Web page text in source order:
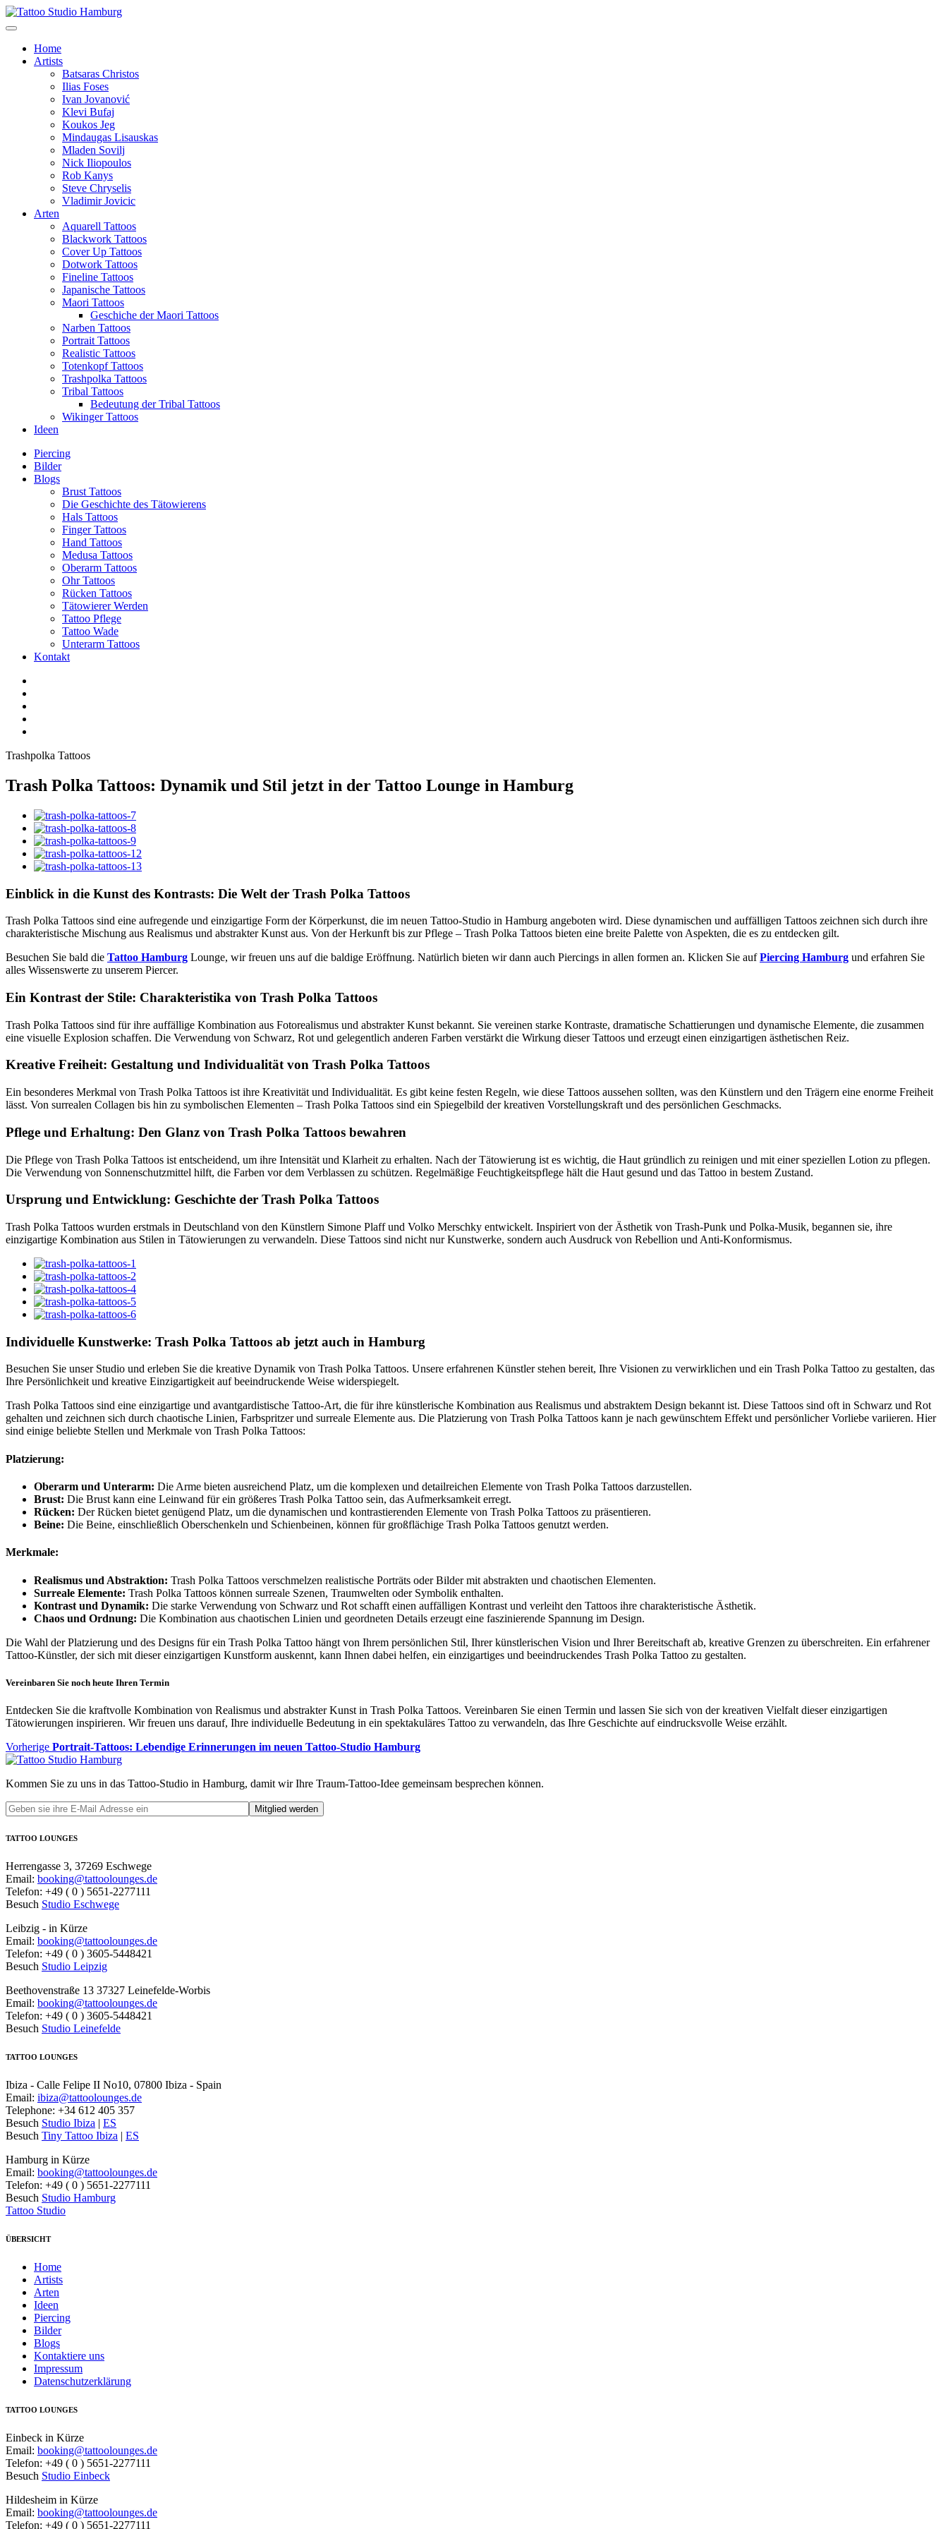
Home
Artists
Batsaras Christos
Ilias Foses
Ivan Jovanović
Klevi Bufaj
Koukos Jeg
Mindaugas Lisauskas
Mladen Sovilj
Nick Iliopoulos
Rob Kanys
Steve Chryselis
Vladimir Jovicic
Arten
Aquarell Tattoos
Blackwork Tattoos
Cover Up Tattoos
Dotwork Tattoos
Fineline Tattoos
Japanische Tattoos
Maori Tattoos
Geschiche der Maori Tattoos
Narben Tattoos
Portrait Tattoos
Realistic Tattoos
Totenkopf Tattoos
Trashpolka Tattoos
Tribal Tattoos
Bedeutung der Tribal Tattoos
Wikinger Tattoos
Ideen
Piercing
Bilder
Blogs
Brust Tattoos
Die Geschichte des Tätowierens
Hals Tattoos
Finger Tattoos
Hand Tattoos
Medusa Tattoos
Oberarm Tattoos
Ohr Tattoos
Rücken Tattoos
Tätowierer Werden
Tattoo Pflege
Tattoo Wade
Unterarm Tattoos
Kontakt
Trashpolka Tattoos
Trash Polka Tattoos: Dynamik und Stil jetzt in der Tattoo Lounge in Hamburg
Einblick in die Kunst des Kontrasts: Die Welt der Trash Polka Tattoos
Trash Polka Tattoos sind eine aufregende und einzigartige Form der Körperkunst, die im neuen Tattoo-Studio in Hamburg angeboten wird. Diese dynamischen und auffälligen Tattoos zeichnen sich durch ihre
charakteristische Mischung aus Realismus und abstrakter Kunst aus. Von der Herkunft bis zur Pflege – Trash Polka Tattoos bieten eine breite Palette von Aspekten, die es zu entdecken gilt.
Besuchen Sie bald die Tattoo Hamburg Lounge, wir freuen uns auf die baldige Eröffnung. Natürlich bieten wir dann auch Piercings in allen formen an. Klicken Sie auf Piercing Hamburg und erfahren Sie
alles Wissenswerte zu unserem Piercer.
Ein Kontrast der Stile: Charakteristika von Trash Polka Tattoos
Trash Polka Tattoos sind für ihre auffällige Kombination aus Fotorealismus und abstrakter Kunst bekannt. Sie vereinen starke Kontraste, dramatische Schattierungen und dynamische Elemente, die zusammen
eine visuelle Explosion schaffen. Die Verwendung von Schwarz, Rot und gelegentlich anderen Farben verstärkt die Wirkung dieser Tattoos und erzeugt einen einzigartigen ästhetischen Reiz.
Kreative Freiheit: Gestaltung und Individualität von Trash Polka Tattoos
Ein besonderes Merkmal von Trash Polka Tattoos ist ihre Kreativität und Individualität. Es gibt keine festen Regeln, wie diese Tattoos aussehen sollten, was den Künstlern und den Trägern eine enorme Freiheit
lässt. Von surrealen Collagen bis hin zu symbolischen Elementen – Trash Polka Tattoos sind ein Spiegelbild der kreativen Vorstellungskraft und des persönlichen Geschmacks.
Pflege und Erhaltung: Den Glanz von Trash Polka Tattoos bewahren
Die Pflege von Trash Polka Tattoos ist entscheidend, um ihre Intensität und Klarheit zu erhalten. Nach der Tätowierung ist es wichtig, die Haut gründlich zu reinigen und mit einer speziellen Lotion zu pflegen.
Die Verwendung von Sonnenschutzmittel hilft, die Farben vor dem Verblassen zu schützen. Regelmäßige Feuchtigkeitspflege hält die Haut gesund und das Tattoo in bestem Zustand.
Ursprung und Entwicklung: Geschichte der Trash Polka Tattoos
Trash Polka Tattoos wurden erstmals in Deutschland von den Künstlern Simone Plaff und Volko Merschky entwickelt. Inspiriert von der Ästhetik von Trash-Punk und Polka-Musik, begannen sie, ihre
einzigartige Kombination aus Stilen in Tätowierungen zu verwandeln. Diese Tattoos sind nicht nur Kunstwerke, sondern auch Ausdruck von Rebellion und Anti-Konformismus.
Individuelle Kunstwerke: Trash Polka Tattoos ab jetzt auch in Hamburg
Besuchen Sie unser Studio und erleben Sie die kreative Dynamik von Trash Polka Tattoos. Unsere erfahrenen Künstler stehen bereit, Ihre Visionen zu verwirklichen und ein Trash Polka Tattoo zu gestalten, das
Ihre Persönlichkeit und kreative Einzigartigkeit auf beeindruckende Weise widerspiegelt.
Trash Polka Tattoos sind eine einzigartige und avantgardistische Tattoo-Art, die für ihre künstlerische Kombination aus Realismus und abstraktem Design bekannt ist. Diese Tattoos sind oft in Schwarz und Rot
gehalten und zeichnen sich durch chaotische Linien, Farbspritzer und surreale Elemente aus. Die Platzierung von Trash Polka Tattoos kann je nach gewünschtem Effekt und persönlicher Vorliebe variieren. Hier
sind einige beliebte Stellen und Merkmale von Trash Polka Tattoos:
Platzierung:
Oberarm und Unterarm: Die Arme bieten ausreichend Platz, um die komplexen und detailreichen Elemente von Trash Polka Tattoos darzustellen.
Brust: Die Brust kann eine Leinwand für ein größeres Trash Polka Tattoo sein, das Aufmerksamkeit erregt.
Rücken: Der Rücken bietet genügend Platz, um die dynamischen und kontrastierenden Elemente von Trash Polka Tattoos zu präsentieren.
Beine: Die Beine, einschließlich Oberschenkeln und Schienbeinen, können für großflächige Trash Polka Tattoos genutzt werden.
Merkmale:
Realismus und Abstraktion: Trash Polka Tattoos verschmelzen realistische Porträts oder Bilder mit abstrakten und chaotischen Elementen.
Surreale Elemente: Trash Polka Tattoos können surreale Szenen, Traumwelten oder Symbolik enthalten.
Kontrast und Dynamik: Die starke Verwendung von Schwarz und Rot schafft einen auffälligen Kontrast und verleiht den Tattoos ihre charakteristische Ästhetik.
Chaos und Ordnung: Die Kombination aus chaotischen Linien und geordneten Details erzeugt eine faszinierende Spannung im Design.
Die Wahl der Platzierung und des Designs für ein Trash Polka Tattoo hängt von Ihrem persönlichen Stil, Ihrer künstlerischen Vision und Ihrer Bereitschaft ab, kreative Grenzen zu überschreiten. Ein erfahrener
Tattoo-Künstler, der sich mit dieser einzigartigen Kunstform auskennt, kann Ihnen dabei helfen, ein einzigartiges und beeindruckendes Trash Polka Tattoo zu gestalten.
Vereinbaren Sie noch heute Ihren Termin
Entdecken Sie die kraftvolle Kombination von Realismus und abstrakter Kunst in Trash Polka Tattoos. Vereinbaren Sie einen Termin und lassen Sie sich von der kreativen Vielfalt dieser einzigartigen
Tätowierungen inspirieren. Wir freuen uns darauf, Ihre individuelle Bedeutung in ein spektakuläres Tattoo zu verwandeln, das Ihre Geschichte auf eindrucksvolle Weise erzählt.
Beitragsnavigation
Vorherige Vorheriger
Beitrag
Portrait-Tattoos: Lebendige Erinnerungen im neuen Tattoo-Studio Hamburg
Kommen Sie zu uns in das Tattoo-Studio in Hamburg, damit wir Ihre Traum-Tattoo-Idee gemeinsam besprechen können.
TATTOO LOUNGES
Herrengasse 3, 37269 Eschwege
Email: booking@tattoolounges.de
Telefon: +49 ( 0 ) 5651-2277111
Besuch Studio Eschwege
Leibzig - in Kürze
Email: booking@tattoolounges.de
Telefon: +49 ( 0 ) 3605-5448421
Besuch Studio Leipzig
Beethovenstraße 13 37327 Leinefelde-Worbis
Email: booking@tattoolounges.de
Telefon: +49 ( 0 ) 3605-5448421
Besuch Studio Leinefelde
TATTOO LOUNGES
Ibiza - Calle Felipe II No10, 07800 Ibiza - Spain
Email: ibiza@tattoolounges.de
Telephone: +34 612 405 357
Besuch Studio Ibiza | ES
Besuch Tiny Tattoo Ibiza | ES
Hamburg in Kürze
Email: booking@tattoolounges.de
Telefon: +49 ( 0 ) 5651-2277111
Besuch Studio Hamburg
Tattoo Studio
ÜBERSICHT
Home
Artists
Arten
Ideen
Piercing
Bilder
Blogs
Kontaktiere uns
Impressum
Datenschutzerklärung
TATTOO LOUNGES
Einbeck in Kürze
Email: booking@tattoolounges.de
Telefon: +49 ( 0 ) 5651-2277111
Besuch Studio Einbeck
Hildesheim in Kürze
Email: booking@tattoolounges.de
Telefon: +49 ( 0 ) 5651-2277111